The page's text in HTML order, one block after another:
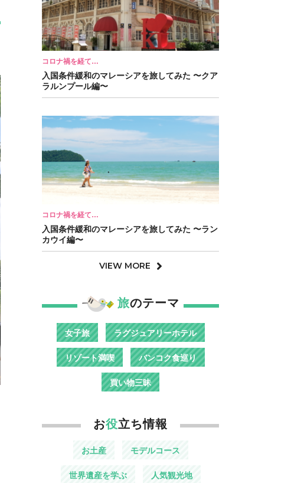
コロナ禍を経て…
入国条件緩和のマレーシアを旅してみた 〜クア
ラルンプール編〜
コロナ禍を経て…
入国条件緩和のマレーシアを旅してみた 〜ラン
カウイ編〜
VIEW MORE
旅のテーマ
女子旅 ラグジュアリーホテル
リゾート満喫 バンコク食巡り
買い物三昧
お役立ち情報
お土産 モデルコース
世界遺産を学ぶ 人気観光地